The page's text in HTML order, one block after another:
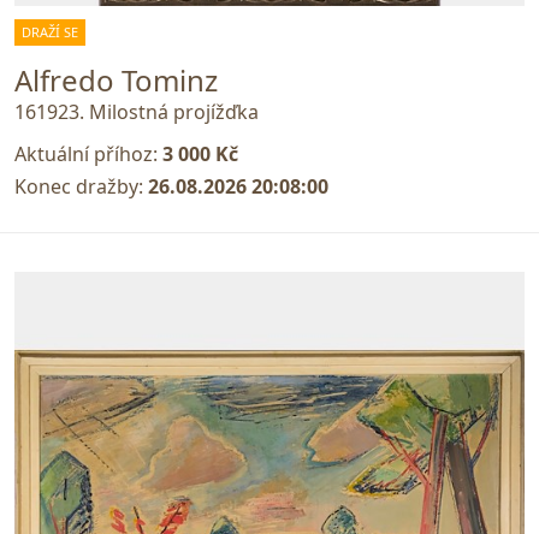
DRAŽÍ SE
Alfredo Tominz
161923. Milostná projížďka
Aktuální příhoz: 3 000 Kč
Konec dražby: 26.08.2026 20:08:00